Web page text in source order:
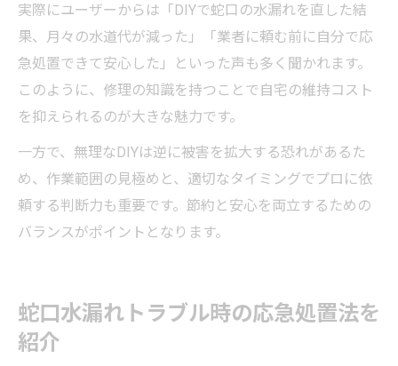
実際にユーザーからは「DIYで蛇口の水漏れを直した結
果、月々の水道代が減った」「業者に頼む前に自分で応
急処置できて安心した」といった声も多く聞かれます。
このように、修理の知識を持つことで自宅の維持コスト
を抑えられるのが大きな魅力です。
一方で、無理なDIYは逆に被害を拡大する恐れがあるた
め、作業範囲の見極めと、適切なタイミングでプロに依
頼する判断力も重要です。節約と安心を両立するための
バランスがポイントとなります。
蛇口水漏れトラブル時の応急処置法を
紹介